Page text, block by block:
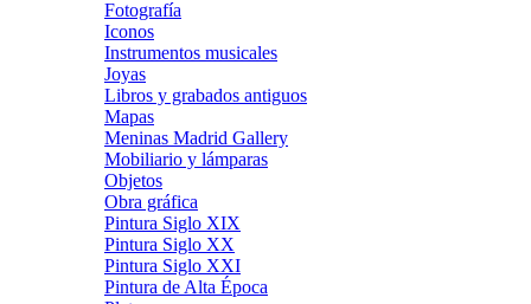
Fotografía
Iconos
Instrumentos musicales
Joyas
Libros y grabados antiguos
Mapas
Meninas Madrid Gallery
Mobiliario y lámparas
Objetos
Obra gráfica
Pintura Siglo XIX
Pintura Siglo XX
Pintura Siglo XXI
Pintura de Alta Época